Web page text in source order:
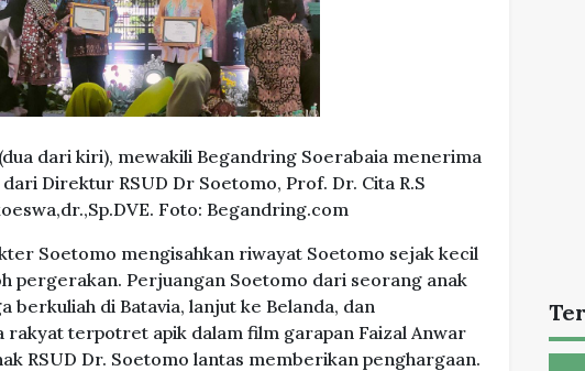
dari kiri), mewakili Begandring Soerabaia menerima
Direktur RSUD Dr Soetomo, Prof. Dr. Cita R.S
Foto: Begandring.com
Soetomo mengisahkan riwayat Soetomo sejak kecil
pergerakan. Perjuangan Soetomo dari seorang anak
berkuliah di Batavia, lanjut ke Belanda, dan
rakyat terpotret apik dalam film garapan Faizal Anwar
RSUD Dr. Soetomo lantas memberikan penghargaan.